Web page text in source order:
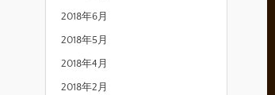
2018年6月
2018年5月
2018年4月
2018年2月